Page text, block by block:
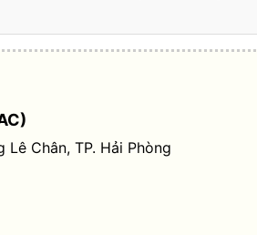
Chân, TP. Hải Phòng